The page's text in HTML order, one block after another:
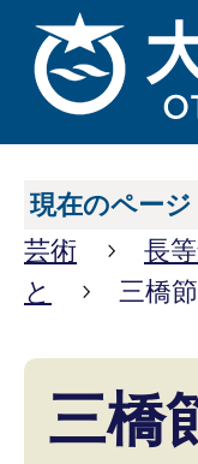
現在のページ
芸術
長
と
三橋
三橋